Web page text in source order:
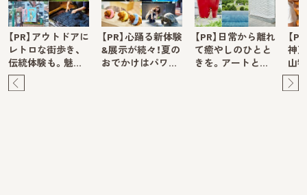
【PR】アウトドアに
レトロな街歩き、
伝統体験も。魅…
【PR】心踊る新体験
&展示が続々！夏の
おでかけはパワ…
【PR】日常から離れ
て癒やしのひとと
きを。アートと…
【
神
山